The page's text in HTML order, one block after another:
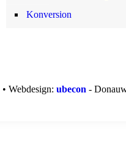
Konversion
• Webdesign: ubecon -